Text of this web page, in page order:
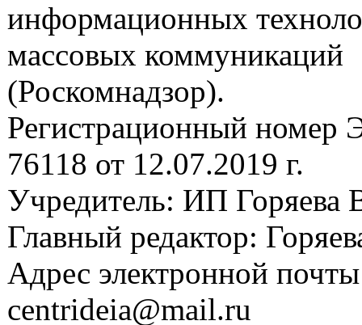
информационных
массовых коммуникаций
(Роскомнадзор).
Регистрационный
76118 от 12.07.2019 г.
Учредитель: ИП Горяева
Главный редактор:
Адрес электронной
centrideia@mail.ru